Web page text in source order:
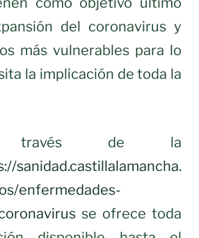
del coronavirus y
más vulnerables para lo
la implicación de toda la
de la
sanidad.castillalamancha.
enfermedades-
se ofrece toda